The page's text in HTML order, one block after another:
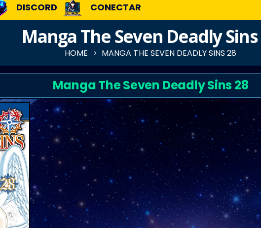
DISCORD CONECTAR
Manga The Seven Deadly Sins
HOME MANGA THE SEVEN DEADLY SINS 28
Manga The Seven Deadly Sins 28